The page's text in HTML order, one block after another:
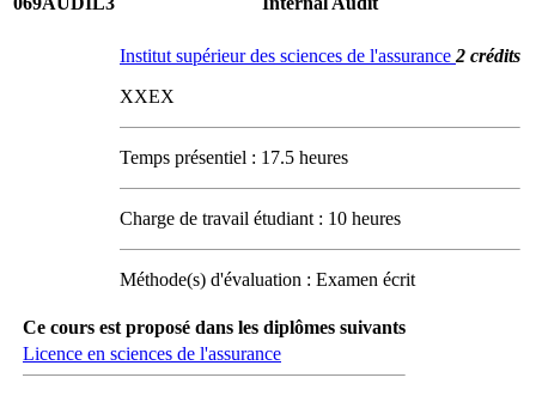
Institut supérieur des sciences de l'assurance 2 crédits
XXEX
Temps présentiel : 17.5 heures
Charge de travail étudiant : 10 heures
Méthode(s) d'évaluation : Examen écrit
Ce cours est proposé dans les diplômes suivants
Licence en sciences de l'assurance